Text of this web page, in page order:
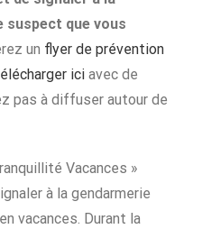
suspect que vous
un flyer de prévention
iciavec de
pas à diffuser autour de
Vacances »
à la gendarmerie
vacances. Durant la